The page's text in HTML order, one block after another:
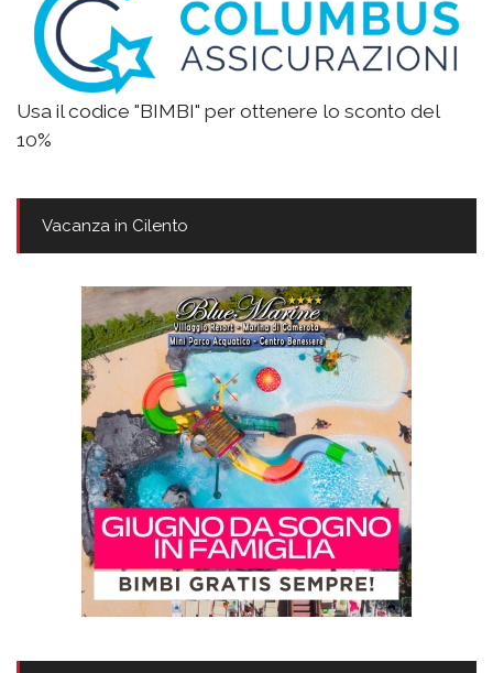
Usa il codice "BIMBI" per ottenere lo sconto del
10%
Vacanza in Cilento